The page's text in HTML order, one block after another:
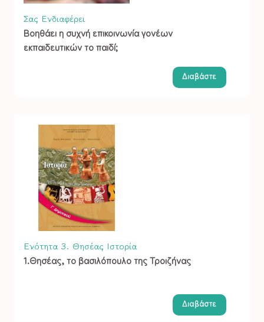
Σας Ενδιαφέρει
Βοηθάει η συχνή επικοινωνία γονέων
εκπαιδευτικών το παιδί;
Διαβάστε
Ενότητα 3. Θησέας Ιστορία
1.Θησέας, το βασιλόπουλο της Τροιζήνας
Διαβάστε